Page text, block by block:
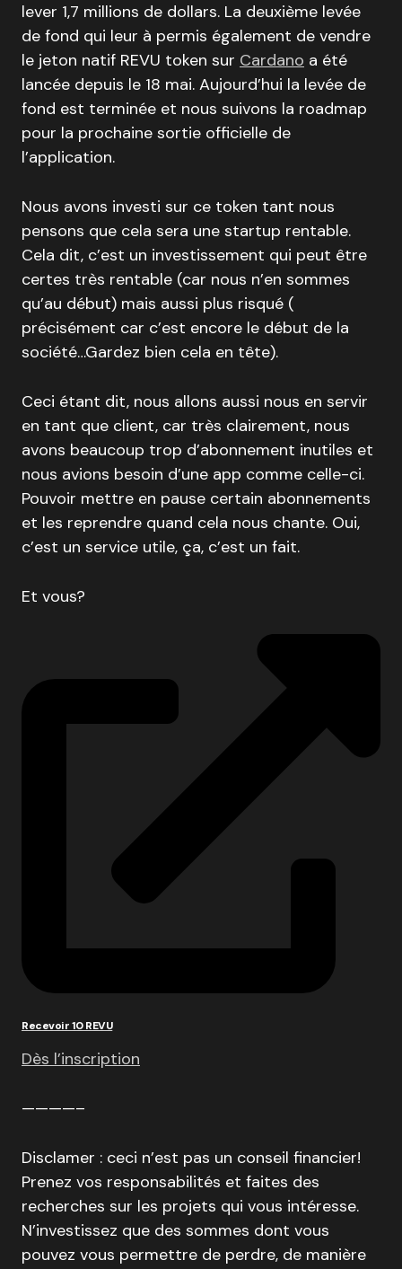
lever 1,7 millions de dollars. La deuxième levée
de fond qui leur à permis également de vendre
le jeton natif REVU token sur Cardano a été
lancée depuis le 18 mai. Aujourd’hui la levée de
fond est terminée et nous suivons la roadmap
pour la prochaine sortie officielle de
l’application.
Nous avons investi sur ce token tant nous
pensons que cela sera une startup rentable.
Cela dit, c’est un investissement qui peut être
certes très rentable (car nous n’en sommes
qu’au début) mais aussi plus risqué (
précisément car c’est encore le début de la
société…Gardez bien cela en tête).
Ceci étant dit, nous allons aussi nous en servir
en tant que client, car très clairement, nous
avons beaucoup trop d’abonnement inutiles et
nous avions besoin d’une app comme celle-ci.
Pouvoir mettre en pause certain abonnements
et les reprendre quand cela nous chante. Oui,
c’est un service utile, ça, c’est un fait.
Et vous?
Recevoir 10 REVU
Dès l’inscription
————–
Disclamer : ceci n’est pas un conseil financier!
Prenez vos responsabilités et faites des
recherches sur les projets qui vous intéresse.
N’investissez que des sommes dont vous
pouvez vous permettre de perdre, de manière